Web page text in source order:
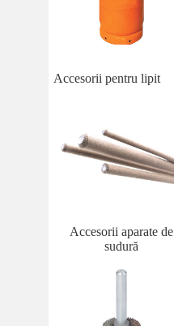
Accesorii pentru lipit
Accesorii aparate de
sudură